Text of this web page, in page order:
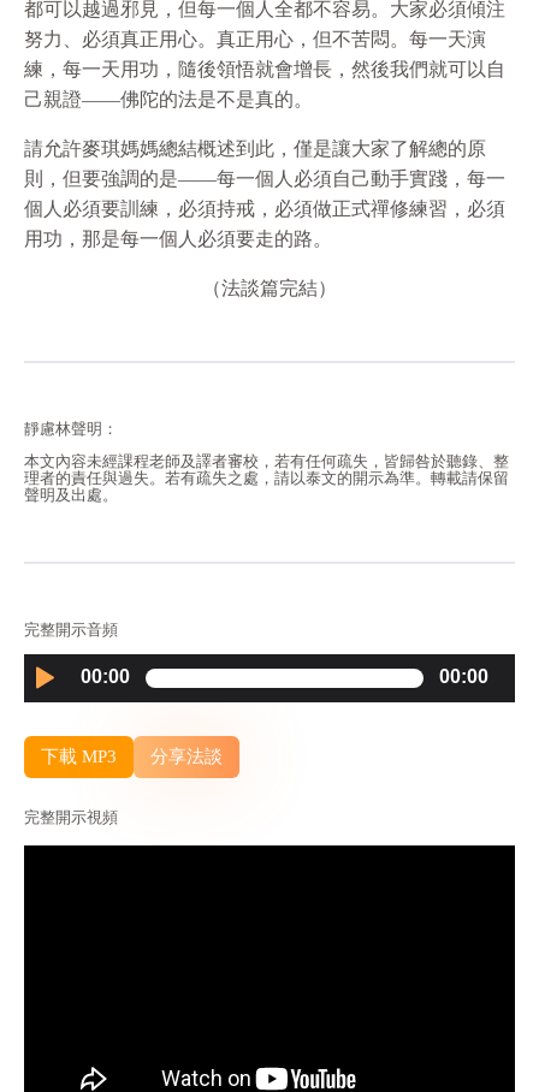
都可以越過邪見，但每一個人全都不容易。大家必須傾注
努力、必須真正用心。真正用心，但不苦悶。每一天演
練，每一天用功，隨後領悟就會增長，然後我們就可以自
己親證——佛陀的法是不是真的。
請允許麥琪媽媽總結概述到此，僅是讓大家了解總的原
則，但要強調的是——每一個人必須自己動手實踐，每一
個人必須要訓練，必須持戒，必須做正式禪修練習，必須
用功，那是每一個人必須要走的路。
（法談篇完結）
靜慮林聲明：
本文內容未經課程老師及譯者審校，若有任何疏失，皆歸咎於聽錄、整
理者的責任與過失。若有疏失之處，請以泰文的開示為準。轉載請保留
聲明及出處。
完整開示音頻
Audio
Player
00:00 00:00
下載 MP3 分享法談
完整開示視頻